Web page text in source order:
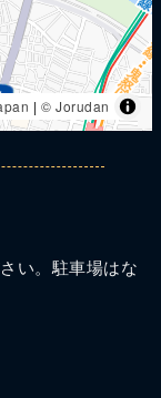
|© Jorudan
い。駐車場はな